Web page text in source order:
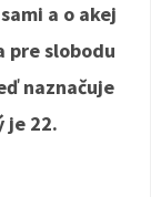
o e
a o akej
pre slobodu
naznačuje
je 22.